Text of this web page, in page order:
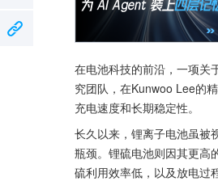
在电池科技的前沿，一项关
究团队，在Kunwoo Lee的
充电速度和长期稳定性。
长久以来，锂离子电池虽被
瓶颈。锂硫电池则因其更高
硫利用效率低，以及放电过